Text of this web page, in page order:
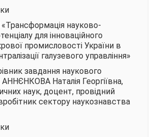
«Трансформація науково-
для інноваційного
промисловості України в
галузевого управління»
завдання наукового
Наталія Георгіївна,
наук, доцент, провідний
сектору наукознавства